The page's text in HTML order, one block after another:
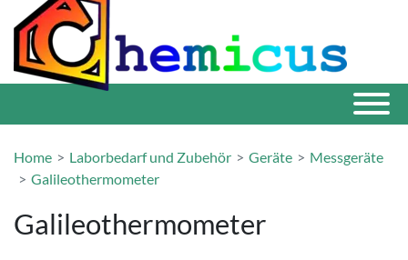
Home Laborbedarf und Zubehör Geräte
Messgeräte
Galileothermometer
Galileothermometer